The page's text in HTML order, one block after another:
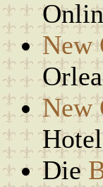
New
New
Die